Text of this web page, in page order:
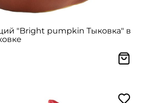
"Bright pumpkin Тыковка" в